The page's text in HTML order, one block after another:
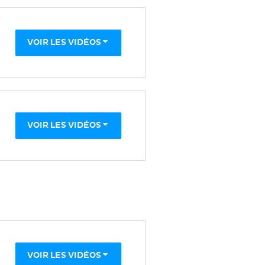
VOIR LES VIDÉOS
VOIR LES VIDÉOS
VOIR LES VIDÉOS